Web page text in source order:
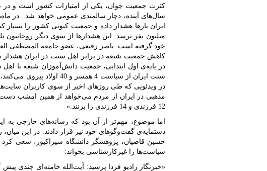
کثرت جمعیت جوان، یکی از امتیازات کشور است و
سال‌های آینده، دچار سالمندی عمومی خواهد شد...در
میلیون نفر برسد. این هشدار‌ها از سوی دیگر روحانیون
خود گرفته است. ناصر رفیعی، عضو جامعه المصطفی
کاهش جمعیت شیعه در برابر اهل سنت در ایران هشدار
در پایه‌ی اول ابتدایی، جمعیت دانش‌آموزان شیعه با
سنت ایران از سیاست 4
در ویدئویی که طی روزهای اخیر از سوی کاربران
12 فرزندی و 14 فرزندی را بزنند.»
اما موضوع، مهم‌تر از آن بود که رسانه‌های خارجی به
دستمایه‌ی گفت‌وگو‌های خود نیز قرار دادند. در این میان،
حسین قاضیان، پژوهشگر دانشگاه سیراکیوز، سعی کرد
سیاست‌ها را غیرکارشناسی بخواند:
«خبرنگار رادیو فردا پرسید: آیت‌الله خامنه‌ای چندی